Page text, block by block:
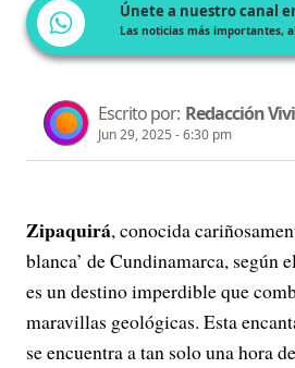
Únete a nuestro canal
Las noticias más importantes,
Escrito por: Redacción
Jun 29, 2025 - 6:30 pm
Zipaquirá, conocida
blanca’ de Cundinamarca, según
es un destino imperdible que
maravillas geológicas. Esta
se encuentra a tan solo una hora